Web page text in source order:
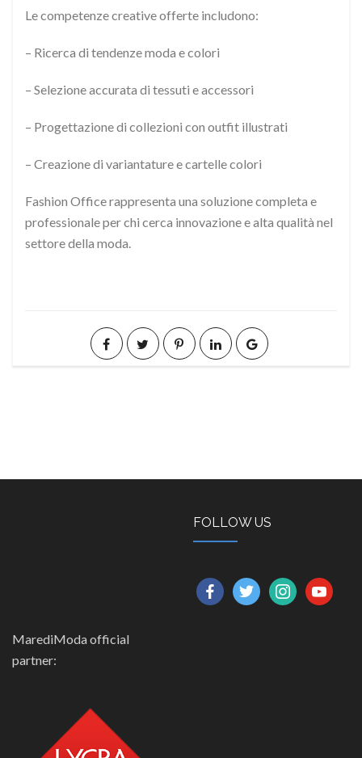
Le competenze creative offerte includono:
– Ricerca di tendenze moda e colori
– Selezione accurata di tessuti e accessori
– Progettazione di collezioni con outfit illustrati
– Creazione di variantature e cartelle colori
Fashion Office rappresenta una soluzione completa e
professionale per chi cerca innovazione e alta qualità nel
settore della moda.
FOLLOW US
facebooktwitterinstagramyoutube
MarediModa official
partner: